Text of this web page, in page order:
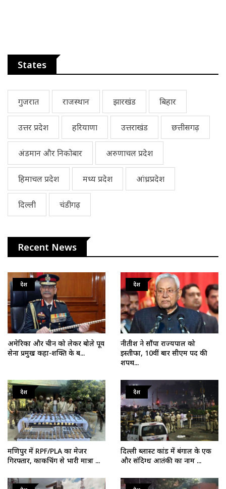
States
गुजरात राजस्थान झारखंड बिहार
उत्तर प्रदेश हरियाणा उत्तराखंड छत्तीसगढ़
अंडमान और निकोबार अरुणाचल प्रदेश
हिमाचल प्रदेश मध्य प्रदेश आंध्रप्रदेश
दिल्ली चंडीगढ़
Recent News
देश
अमेरिका और चीन को लेकर बोले पूर्व
सेना प्रमुख कहा-शक्ति के ब...
देश
नीतीश ने सौंपा राज्यपाल को
इस्तीफा, 10वीं बार सीएम पद की
शपथ...
देश
मणिपुर में RPF/PLA का मेजर
गिरफ्तार, काकचिंग से भारी मात्रा ...
देश
दिल्ली ब्लास्ट कांड में बंगाल के एक
और संदिग्ध आतंकी का नाम ...